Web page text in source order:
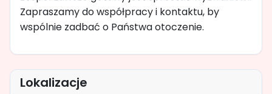
Zapraszamy do współpracy i kontaktu, by
wspólnie zadbać o Państwa otoczenie.
Lokalizacje